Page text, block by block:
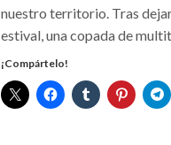
nuestro territorio. Tras
estival, una copada de
¡Compártelo!